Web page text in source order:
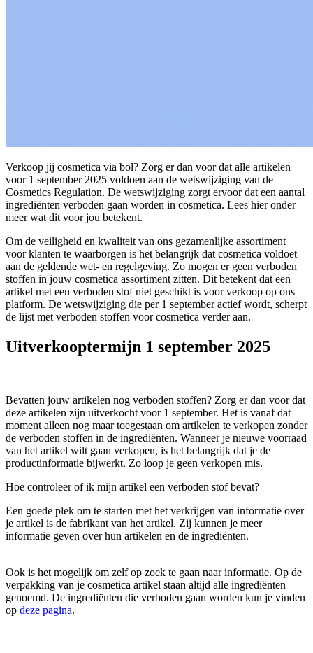
Verkoop jij cosmetica via bol? Zorg er dan voor dat alle artikelen
voor 1 september 2025 voldoen aan de wetswijziging van de
Cosmetics Regulation. De wetswijziging zorgt ervoor dat een aantal
ingrediënten verboden gaan worden in cosmetica. Lees hier onder
meer wat dit voor jou betekent.
Om de veiligheid en kwaliteit van ons gezamenlijke assortiment
voor klanten te waarborgen is het belangrijk dat cosmetica voldoet
aan de geldende wet- en regelgeving. Zo mogen er geen verboden
stoffen in jouw cosmetica assortiment zitten. Dit betekent dat een
artikel met een verboden stof niet geschikt is voor verkoop op ons
platform. De wetswijziging die per 1 september actief wordt, scherpt
de lijst met verboden stoffen voor cosmetica verder aan.
Uitverkooptermijn 1 september 2025
Bevatten jouw artikelen nog verboden stoffen? Zorg er dan voor dat
deze artikelen zijn uitverkocht voor 1 september. Het is vanaf dat
moment alleen nog maar toegestaan om artikelen te verkopen zonder
de verboden stoffen in de ingrediënten. Wanneer je nieuwe voorraad
van het artikel wilt gaan verkopen, is het belangrijk dat je de
productinformatie bijwerkt. Zo loop je geen verkopen mis.
Hoe controleer of ik mijn artikel een verboden stof bevat?
Een goede plek om te starten met het verkrijgen van informatie over
je artikel is de fabrikant van het artikel. Zij kunnen je meer
informatie geven over hun artikelen en de ingrediënten.
Ook is het mogelijk om zelf op zoek te gaan naar informatie. Op de
verpakking van je cosmetica artikel staan altijd alle ingrediënten
genoemd. De ingrediënten die verboden gaan worden kun je vinden
op deze pagina.